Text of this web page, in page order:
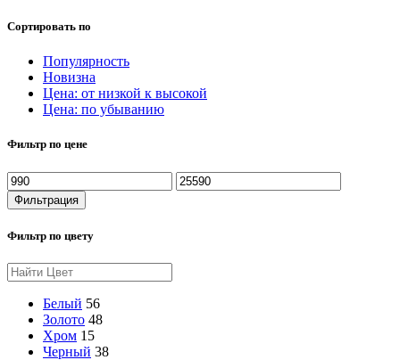
Сортировать по
Популярность
Новизна
Цена: от низкой к высокой
Цена: по убыванию
Фильтр по цене
Фильтрация
Фильтр по цвету
Белый 56
Золото 48
Хром 15
Черный 38